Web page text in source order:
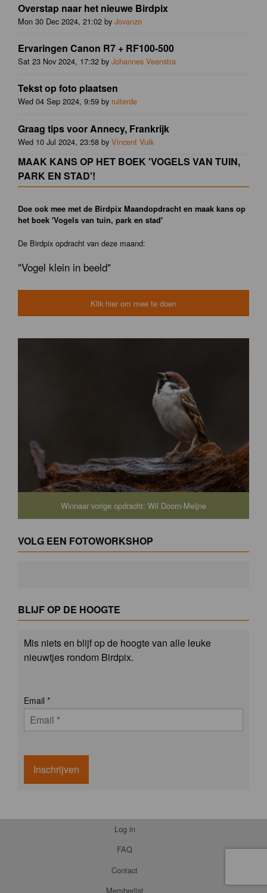
Overstap naar het nieuwe Birdpix
Mon 30 Dec 2024, 21:02 by Jovanzo
Ervaringen Canon R7 + RF100-500
Sat 23 Nov 2024, 17:32 by Johannes Veenstra
Tekst op foto plaatsen
Wed 04 Sep 2024, 9:59 by ruiterde
Graag tips voor Annecy, Frankrijk
Wed 10 Jul 2024, 23:58 by Vincent Vuik
MAAK KANS OP HET BOEK 'VOGELS VAN TUIN,
PARK EN STAD'!
Doe ook mee met de Birdpix Maandopdracht en maak kans op
het boek 'Vogels van tuin, park en stad'
De Birdpix opdracht van deze maand:
"Vogel klein in beeld"
Klik hier om mee te doen
Winnaar vorige opdracht: Wil Doorn-Meijne
VOLG EEN FOTOWORKSHOP
BLIJF OP DE HOOGTE
Mis niets en blijf op de hoogte van alle leuke
nieuwtjes rondom Birdpix.
Email *
Inschrijven
Log in
FAQ
Contact
Memberlist